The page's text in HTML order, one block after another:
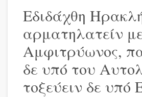
Εδιδάχθη
αρματηλατείν
Αμφιτρύωνος,
δε υπό του
τοξεύειν δε υπό